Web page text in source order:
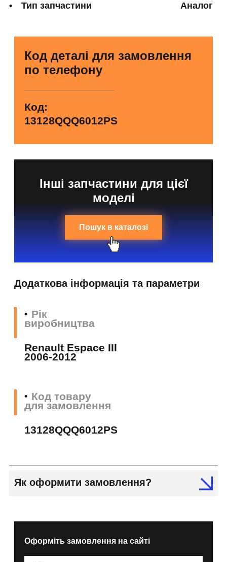
Тип запчастини Аналог
Код деталі для замовлення
по телефону
Код:
13128QQQ6012PS
Інші запчастини для цієї
моделі
Пошук в каталозі
Додаткова інформація та параметри
Рік
виробництва
Renault Espace III
2006-2012
Код товару
для замовлення
13128QQQ6012PS
Як оформити замовлення?
Оформіть замовлення на сайті